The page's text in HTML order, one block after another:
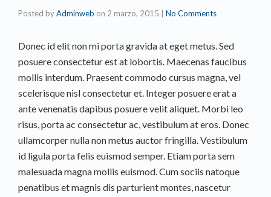
Posted byAdminweb on 2 marzo, 2015 No Comments
Donec id elit non mi porta gravida at eget metus. Sed
posuere consectetur est at lobortis. Maecenas faucibus
mollis interdum. Praesent commodo cursus magna, vel
scelerisque nisl consectetur et. Integer posuere erat a
ante venenatis dapibus posuere velit aliquet. Morbi leo
risus, porta ac consectetur ac, vestibulum at eros. Donec
ullamcorper nulla non metus auctor fringilla. Vestibulum
id ligula porta felis euismod semper. Etiam porta sem
malesuada magna mollis euismod. Cum sociis natoque
penatibus et magnis dis parturient montes, nascetur